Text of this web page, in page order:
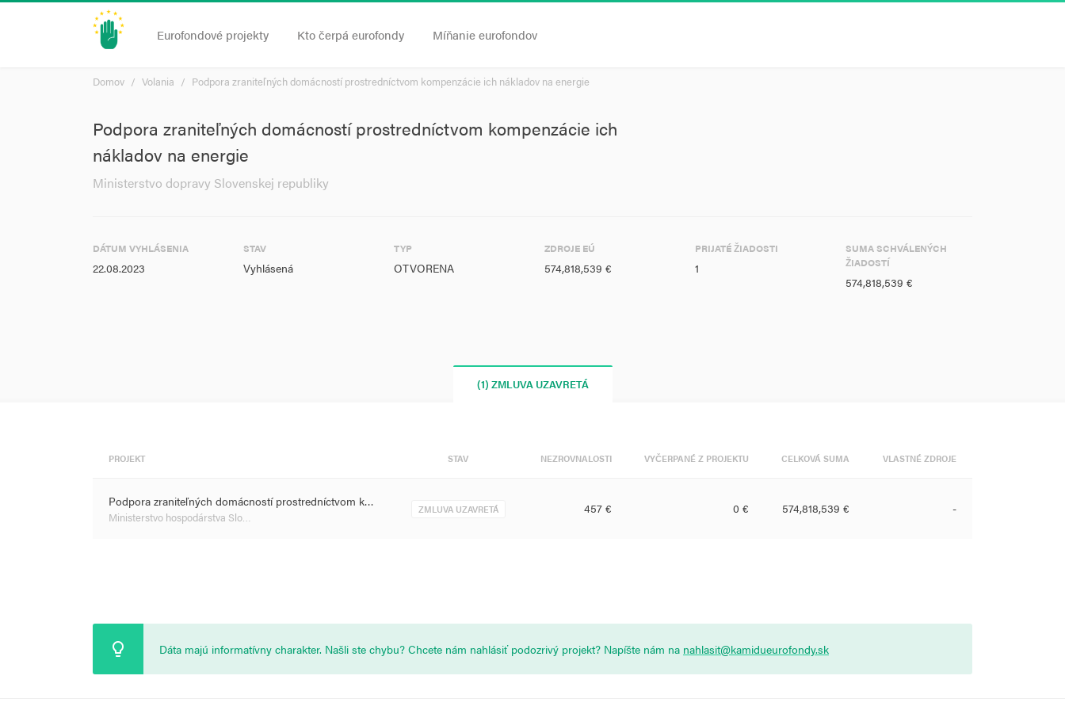
Eurofondové projekty Kto čerpá eurofondy Míňanie eurofondov
Domov Volania Podpora zraniteľných domácností prostredníctvom kompenzácie ich nákladov na energie
Podpora zraniteľných domácností prostredníctvom kompenzácie ich
nákladov na energie
Ministerstvo dopravy Slovenskej republiky
DÁTUM VYHLÁSENIA
22.08.2023
STAV
Vyhlásená
TYP
OTVORENA
ZDROJE EÚ
574,818,539 €
PRIJATÉ ŽIADOSTI
1
SUMA SCHVÁLENÝCH
ŽIADOSTÍ
574,818,539 €
(1) ZMLUVA UZAVRETÁ
PROJEKT STAV NEZROVNALOSTI VYČERPANÉ Z PROJEKTU CELKOVÁ SUMA VLASTNÉ ZDROJE
Podpora zraniteľných domácností prostredníctvom k…
Ministerstvo hospodárstva Slo…
ZMLUVA UZAVRETÁ 457 € 0 € 574,818,539 € -
Dáta majú informatívny charakter. Našli ste chybu? Chcete nám nahlásiť podozrivý projekt? Napíšte nám na nahlasit@kamidueurofondy.sk